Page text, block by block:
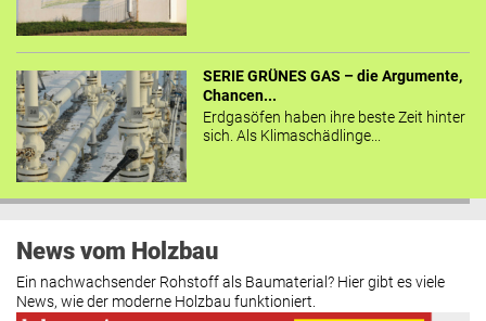
SERIE GRÜNES GAS – die Argumente,
Chancen...
Erdgasöfen haben ihre beste Zeit hinter
sich. Als Klimaschädlinge...
News vom Holzbau
Ein nachwachsender Rohstoff als Baumaterial? Hier gibt es viele
News, wie der moderne Holzbau funktioniert.